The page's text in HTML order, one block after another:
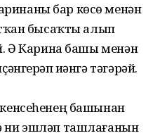
бар көсө менән
бысаҡты алып
Ә Карина башы менән
иҙәнгә тәгәрәй.
башынан
ни эшләп ташлағанын